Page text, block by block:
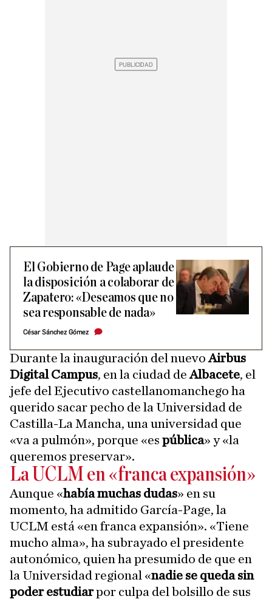
El Gobierno de Page aplaude
la disposición a colaborar de
Zapatero: «Deseamos que no
sea responsable de nada»
César Sánchez Gómez
Durante la inauguración del nuevoAirbus
Digital Campus, en la ciudad deAlbacete, el
jefe del Ejecutivo castellanomanchego ha
querido sacar pecho de la Universidad de
Castilla-La Mancha, una universidad que
«va a pulmón», porque «es pública» y «la
queremos preservar».
La UCLM en «franca expansión»
Aunque «había muchas dudas» en su
momento, ha admitido García-Page, la
UCLM está «en franca expansión». «Tiene
mucho alma», ha subrayado el presidente
autonómico, quien ha presumido de que en
la Universidad regional «nadie se queda sin
poder estudiarpor culpa del bolsillo de sus